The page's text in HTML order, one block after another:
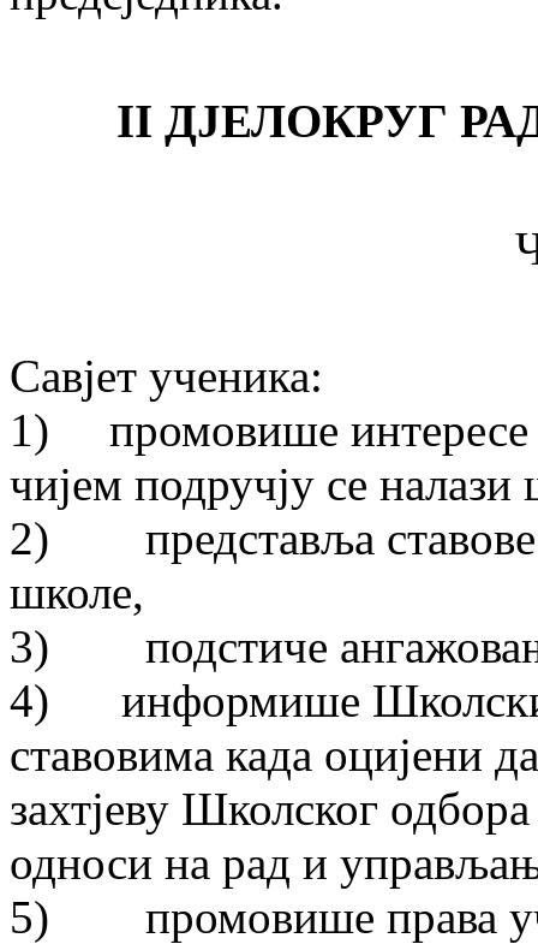
II ДЈЕЛОКРУГ
Савјет ученика:
1) промовише интересе
чијем подручју се налази
2) представља ставове
школе,
3) подстиче
4) информише Школски
ставовима када оцијени
захтјеву Школског
односи на рад и
5) промовише права